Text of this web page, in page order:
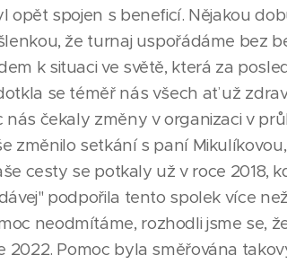
opět spojen s beneficí. Nějakou
že turnaj uspořádáme bez
k situaci ve světě, která za
se téměř nás všech ať už
nás čekaly změny v organizaci v
změnilo setkání s paní
cesty se potkaly už v roce 2018,
podpořila tento spolek více
neodmítáme, rozhodli jsme se,
2022. Pomoc byla směřována